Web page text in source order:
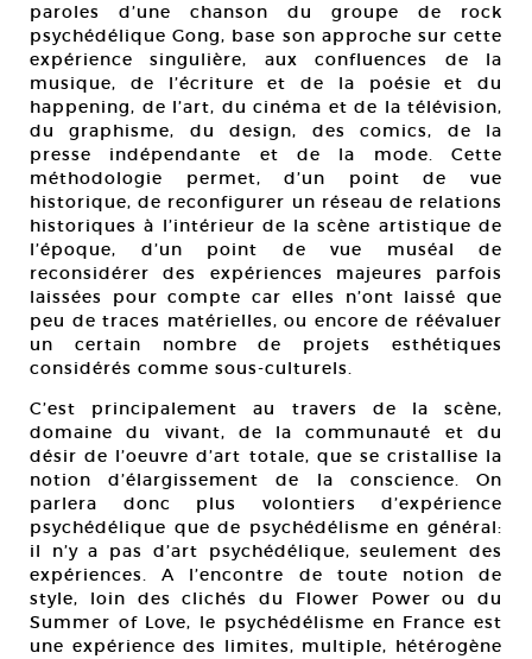
paroles d’une chanson du groupe de rock
psychédélique Gong, base son approche sur cette
expérience singulière, aux confluences de la
musique, de l’écriture et de la poésie et du
happening, de l’art, du cinéma et de la télévision,
du graphisme, du design, des comics, de la
presse indépendante et de la mode. Cette
méthodologie permet, d’un point de vue
historique, de reconfigurer un réseau de relations
historiques à l’intérieur de la scène artistique de
l’époque, d’un point de vue muséal de
reconsidérer des expériences majeures parfois
laissées pour compte car elles n’ont laissé que
peu de traces matérielles, ou encore de réévaluer
un certain nombre de projets esthétiques
considérés comme sous-culturels.
C’est principalement au travers de la scène,
domaine du vivant, de la communauté et du
désir de l’oeuvre d’art totale, que se cristallise la
notion d’élargissement de la conscience. On
parlera donc plus volontiers d’expérience
psychédélique que de psychédélisme en général:
il n’y a pas d’art psychédélique, seulement des
expériences. A l’encontre de toute notion de
style, loin des clichés du Flower Power ou du
Summer of Love, le psychédélisme en France est
une expérience des limites, multiple, hétérogène